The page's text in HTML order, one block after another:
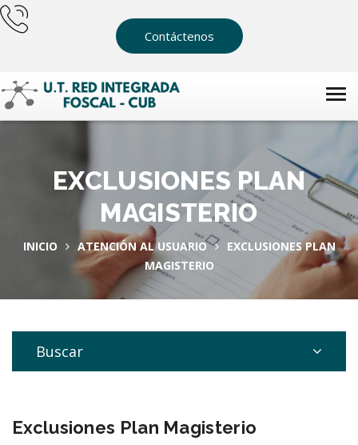
Contáctenos
EXCLUSIONES PLAN
MAGISTERIO
INICIO ATENCIÓN AL USUARIO
EXCLUSIONES PLAN
MAGISTERIO
Buscar
Exclusiones Plan Magisterio